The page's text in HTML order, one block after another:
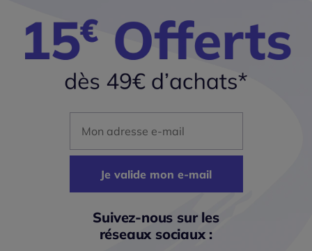
Je valide mon e-mail
Suivez-nous sur les
réseaux sociaux :